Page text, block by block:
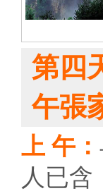
第四
午張
上 午：
人已含